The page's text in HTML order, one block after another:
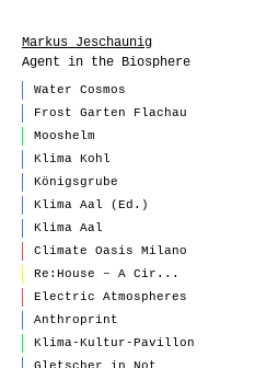
Markus Jeschaunig
Agent in the Biosphere
Water Cosmos
Frost Garten Flachau
Mooshelm
Klima Kohl
Königsgrube
Klima Aal (Ed.)
Klima Aal
Climate Oasis Milano
Re:House – A Cir...
Electric Atmospheres
Anthroprint
Klima-Kultur-Pavillon